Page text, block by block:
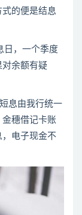
的便是结息
日，一个季度
对余额有疑
息由我行统一
穗借记卡账
电子现金不